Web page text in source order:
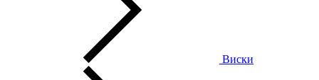
Виски